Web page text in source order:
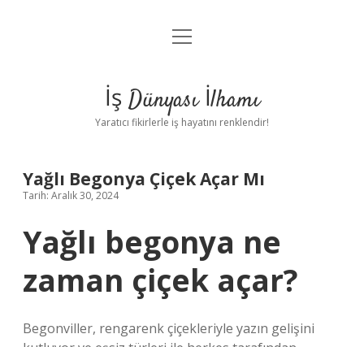
Anasayfa
Yasal Uyarı
menüyü
İş Dünyası İlhamı
Yaratıcı fikirlerle iş hayatını renklendir!
Yağlı Begonya Çiçek Açar Mı
Tarih: Aralık 30, 2024
Yağlı begonya ne
zaman çiçek açar?
Begonviller, rengarenk çiçekleriyle yazın gelişini